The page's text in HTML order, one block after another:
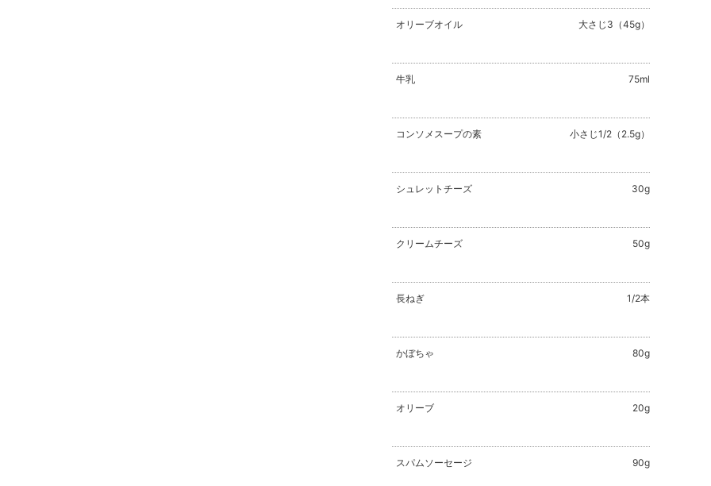
オリーブオイル 大さじ3（45g）
牛乳 75ml
コンソメスープの素 小さじ1/2（2.5g）
シュレットチーズ 30g
クリームチーズ 50g
長ねぎ 1/2本
かぼちゃ 80g
オリーブ 20g
スパムソーセージ 90g